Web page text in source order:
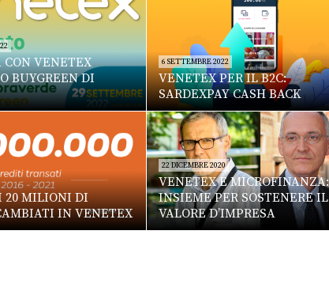
CON VENETEX
BUYGREEN DI
6 SETTEMBRE 2022
VENETEX PER IL B2C:
SARDEXPAY CASH BACK
20 MILIONI DI
IN VENETEX
22 DICEMBRE 2020
VENETEX E MICROFINANZA:
INSIEME PER SOSTENERE IL
VALORE D’IMPRESA